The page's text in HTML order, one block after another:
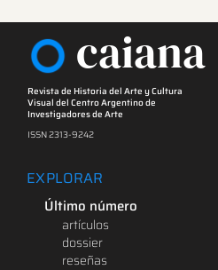
caiana
Revista de Historia del Arte y Cultura
Visual del Centro Argentino de
Investigadores de Arte
ISSN 2313-9242
EXPLORAR
Último número
artículos
dossier
reseñas